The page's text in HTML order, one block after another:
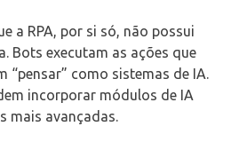
a RPA, por si só, não possui
Bots executam as ações que
“pensar” como sistemas de IA.
incorporar módulos de IA
mais avançadas.